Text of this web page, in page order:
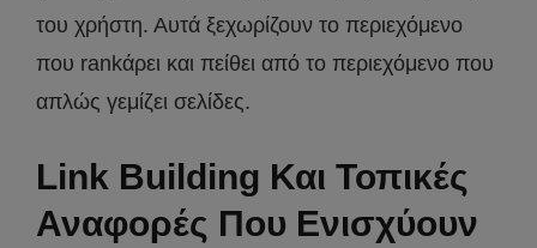
του χρήστη. Αυτά ξεχωρίζουν το περιεχόμενο
που rankάρει και πείθει από το περιεχόμενο που
απλώς γεμίζει σελίδες.
Link Building Και Τοπικές
Αναφορές Που Ενισχύουν